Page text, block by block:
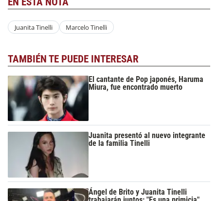
Juanita Tinelli Marcelo Tinelli
TAMBIÉN TE PUEDE INTERESAR
El cantante de Pop japonés, Haruma
Miura, fue encontrado muerto
Juanita presentó al nuevo integrante
de la familia Tinelli
Ángel de Brito y Juanita Tinelli